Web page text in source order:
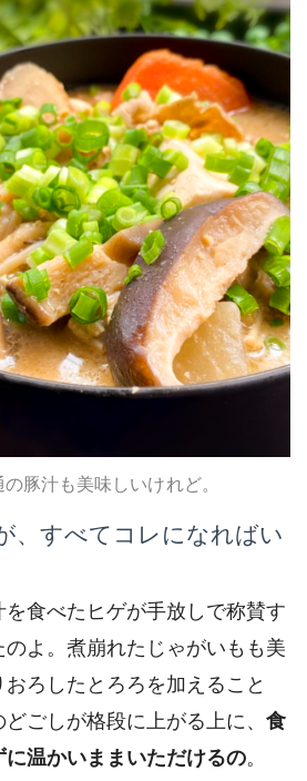
豚汁も美味しいけれど。
、すべてコレになればい
を食べたヒゲが手放しで称賛す
よ。煮崩れたじゃがいもも美
ろしたとろろを加えること
ごしが格段に上がる上に、 食
温かいままいただけるの。